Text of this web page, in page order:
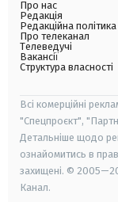
Про нас
Редакція
Редакційна політика
Про телеканал
Телеведучі
Вакансії
Структура власності
Всі комерційні
"Спецпроєкт",
Детальніше щодо
ознайомитись в
захищені. ©
Канал.